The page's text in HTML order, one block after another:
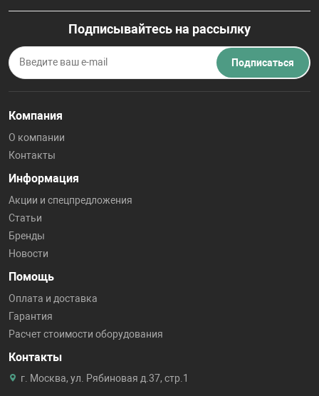
Подписывайтесь на рассылку
Подписаться
Компания
О компании
Контакты
Информация
Акции и спецпредложения
Статьи
Бренды
Новости
Помощь
Оплата и доставка
Гарантия
Расчет стоимости оборудования
Контакты
г. Москва, ул. Рябиновая д.37, стр.1